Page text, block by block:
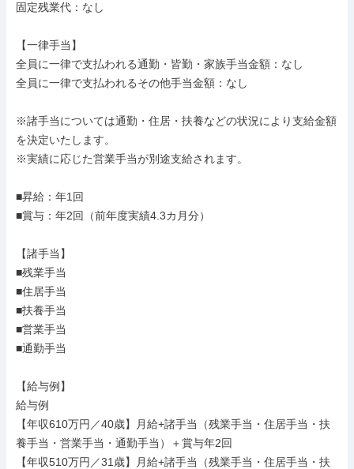
固定残業代：なし
【一律手当】
全員に一律で支払われる通勤・皆勤・家族手当金額：なし
全員に一律で支払われるその他手当金額：なし
※諸手当については通勤・住居・扶養などの状況により支給金額
を決定いたします。
※実績に応じた営業手当が別途支給されます。
■昇給：年1回
■賞与：年2回（前年度実績4.3カ⽉分）
【諸手当】
■残業手当
■住居手当
■扶養手当
■営業手当
■通勤手当
【給与例】
給与例
【年収610万円／40歳】⽉給+諸⼿当（残業⼿当・住居⼿当・扶
養⼿当・営業⼿当・通勤⼿当）＋賞与年2回
【年収510万円／31歳】⽉給+諸⼿当（残業⼿当・住居⼿当・扶